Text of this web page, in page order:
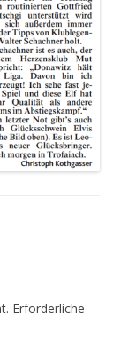
Erforderliche